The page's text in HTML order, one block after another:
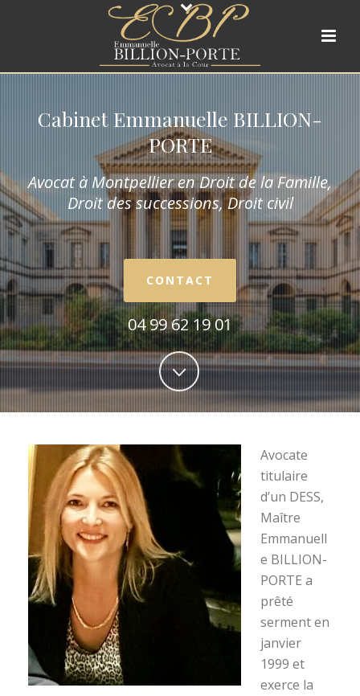
Cabinet Emmanuelle BILLION-
PORTE
Avocat à Montpellier en Droit de la Famille,
Droit des successions, Droit civil
CONTACT
04 99 62 19 01
Avocate
titulaire
d’un DESS,
Maître
Emmanuell
e BILLION-
PORTE a
prêté
serment en
janvier
1999 et
exerce la